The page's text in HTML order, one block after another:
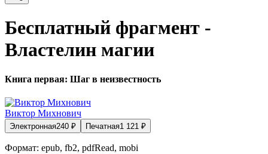
Бесплатный фрагмент -
Властелин магии
Книга первая: Шаг в неизвестность
Виктор Михнович
Электронная240 ₽ Печатная1 121 ₽
Формат: epub, fb2, pdfRead, mobi